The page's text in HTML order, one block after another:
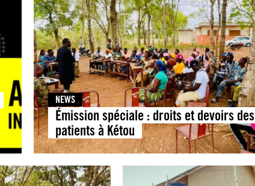
NEWS
Émission spéciale : droits et devoirs des
patients à Kétou